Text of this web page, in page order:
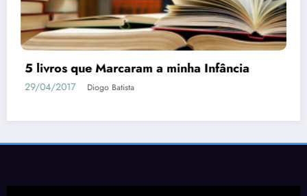
Tudo o que Você Precisa Saber sobre
Berserk